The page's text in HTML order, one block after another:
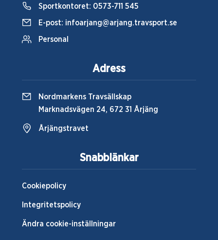
Snabblänkar
Cookiepolicy
Integritetspolicy
Ändra cookie-inställningar
Sportkontoret: 0573-711 545
E-post: infoarjang@arjang.travsport.se
Personal
Adress
Nordmarkens Travsällskap
Marknadsvägen 24, 672 31 Årjäng
Årjängstravet